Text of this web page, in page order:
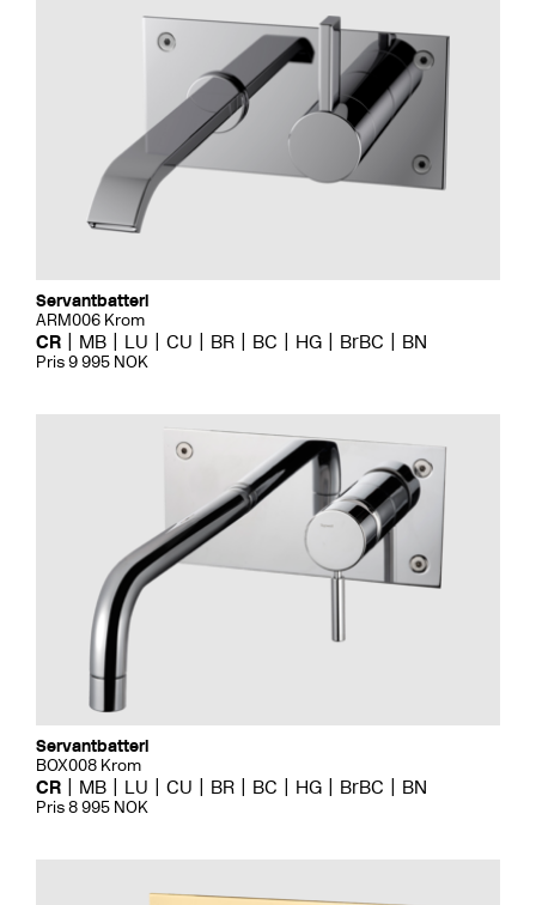
Servantbatteri
ARM006 Krom
CR MB LU CU BR BC HG BrBC BN
Pris 9 995 NOK
Servantbatteri
BOX008 Krom
CR MB LU CU BR BC HG BrBC BN
Pris 8 995 NOK